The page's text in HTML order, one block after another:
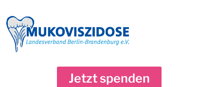
Inhalt
springen
Jetzt spenden